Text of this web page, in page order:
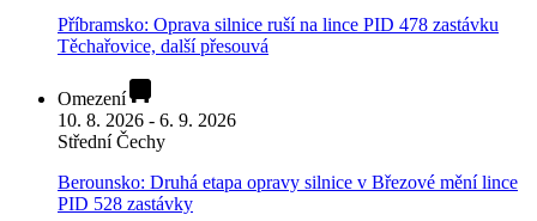
Příbramsko: Oprava silnice ruší na lince PID 478 zastávku
Těchařovice, další přesouvá
Omezení
10. 8. 2026 - 6. 9. 2026
Střední Čechy
Berounsko: Druhá etapa opravy silnice v Březové mění lince
PID 528 zastávky